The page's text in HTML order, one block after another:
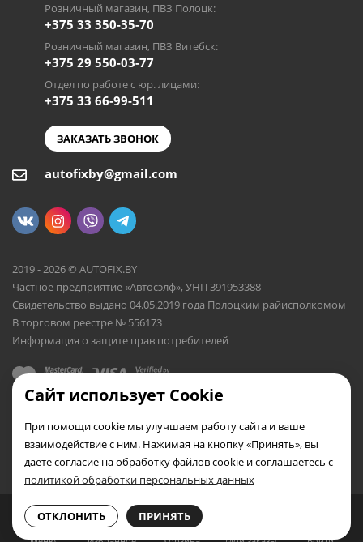
0
Розничный магазин, ПВЗ Полоцк:
+375 33 350-35-70
Розничный магазин, ПВЗ Витебск:
+375 29 550-03-77
Отдел по работе с юр. лицами:
+375 33 66-99-511
ЗАКАЗАТЬ ЗВОНОК
autofixby@gmail.com
2019 - 2026 © AUTOFIX.BY
Частное предприятие «Автосэлф», УНП 391953388
Свидетельство выдано 04.05.2019 года Полоцким райисполкомом
В торговом реестре № 556173
Информация о защите прав потребителей
Сайт использует Cookie
При помощи cookie мы улучшаем работу сайта и ваше
взаимодействие с ним. Нажимая на кнопку «Принять», вы
даете согласие на обработку файлов cookie и соглашаетесь с
политикой обработки персональных данных
ОТКЛОНИТЬ ПРИНЯТЬ